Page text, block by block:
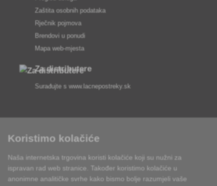
Zaštita osobnih podataka
Rječnik pojmova
Brendovi u ponudi
Mapa web-mjesta
Za distributere
Surađujte s www.lacnepostreky.sk
Uvijek ćemo vas profesionalno savjetovati
Reklamacije obrađujemo u roku od 24 sata
Koristimo kolačiće
Naša internetska trgovina koristi kolačiće koji su nužni za
ispravan rad web stranice. Također koristimo kolačiće u
anonimne analitičke svrhe kako bismo bolje razumjeli vaše